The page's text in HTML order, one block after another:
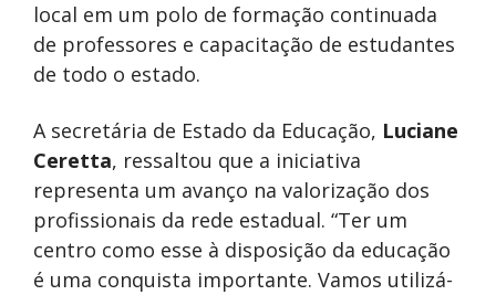
local em um polo de formação continuada
de professores e capacitação de estudantes
de todo o estado.
A secretária de Estado da Educação, Luciane
Ceretta, ressaltou que a iniciativa
representa um avanço na valorização dos
profissionais da rede estadual. “Ter um
centro como esse à disposição da educação
é uma conquista importante. Vamos utilizá-